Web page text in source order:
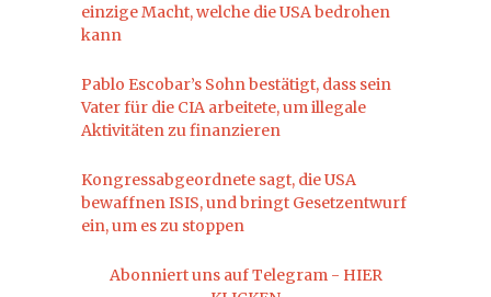
einzige Macht, welche die USA bedrohen
kann
Pablo Escobar’s Sohn bestätigt, dass sein
Vater für die CIA arbeitete, um illegale
Aktivitäten zu finanzieren
Kongressabgeordnete sagt, die USA
bewaffnen ISIS, und bringt Gesetzentwurf
ein, um es zu stoppen
Abonniert uns auf Telegram - HIER